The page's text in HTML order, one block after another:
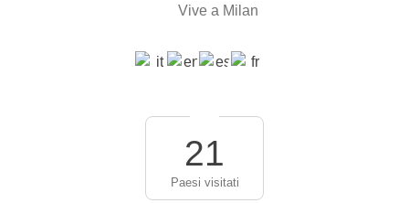
Vive a Milan
21
Paesi visitati